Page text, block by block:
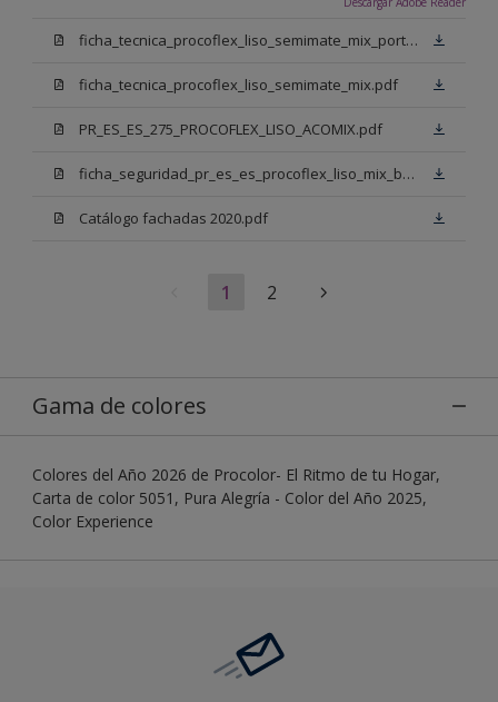
ficha_tecnica_procoflex_liso_semimate_mix_portugues.pdf
ficha_tecnica_procoflex_liso_semimate_mix.pdf
PR_ES_ES_275_PROCOFLEX_LISO_ACOMIX.pdf
ficha_seguridad_pr_es_es_procoflex_liso_mix_bb.pdf
Catálogo fachadas 2020.pdf
1 2
Gama de colores
Colores del Año 2026 de Procolor- El Ritmo de tu Hogar,
Carta de color 5051, Pura Alegría - Color del Año 2025,
Color Experience